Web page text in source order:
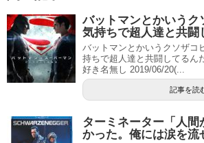
バットマンとかいうク
気持ちで超人達と共闘
バットマンとかいうクソザコ
持ちで超人達と共闘してるん
好き名無し 2019/06/20(...
記事を読
ターミネーター「人間
かった。俺には涙を